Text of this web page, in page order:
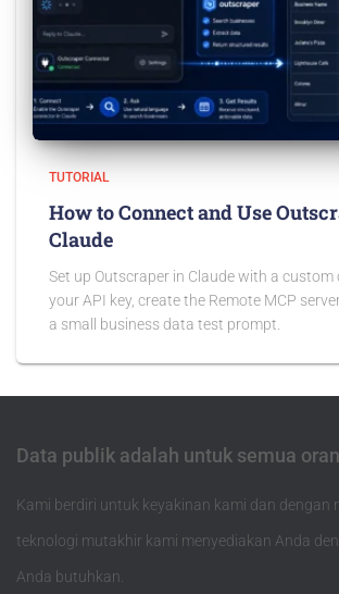
TUTORIAL
How to Connect and Use
Claude
Set up Outscraper in Claude with a custom
your API key, create the Remote MCP
a small business data test prompt.
Data publik adalah untuk semua
Kami berdiri untuk keyakinan kami dan dengan
teknologi mutakhir kami menyediakan Anda
Anda butuhkan.